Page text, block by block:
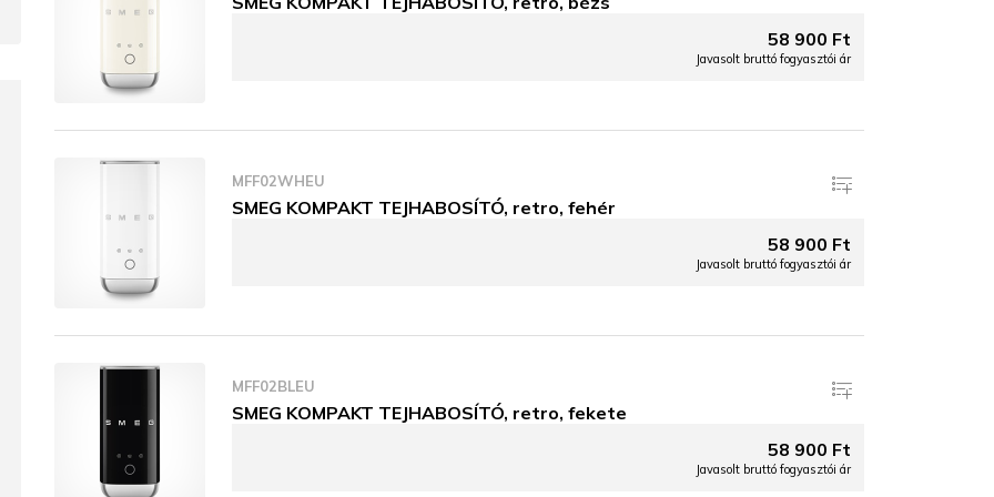
58 900 Ft
Javasolt bruttó fogyasztói ár
MFF02WHEU
SMEG KOMPAKT TEJHABOSÍTÓ, retro, fehér
58 900 Ft
Javasolt bruttó fogyasztói ár
MFF02BLEU
SMEG KOMPAKT TEJHABOSÍTÓ, retro, fekete
58 900 Ft
Javasolt bruttó fogyasztói ár